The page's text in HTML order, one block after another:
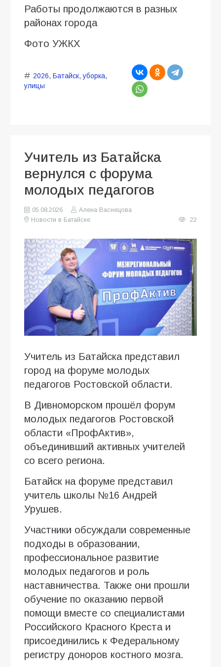
Работы продолжаются в разных
районах города
Фото УЖКХ
2026, Батайск,уборка,
улицы
Учитель из Батайска
вернулся с форума
молодых педагогов
05.08.2026
Алена Васнецова
Новости в Батайске
22
Учитель из Батайска представил
город на форуме молодых
педагогов Ростовской области.
В Дивноморском прошёл форум
молодых педагогов Ростовской
области «ПрофАктив»,
объединивший активных учителей
со всего региона.
Батайск на форуме представил
учитель школы №16 Андрей
Урушев.
Участники обсуждали современные
подходы в образовании,
профессиональное развитие
молодых педагогов и роль
наставничества. Также они прошли
обучение по оказанию первой
помощи вместе со специалистами
Российского Красного Креста и
присоединились к Федеральному
регистру доноров костного мозга.